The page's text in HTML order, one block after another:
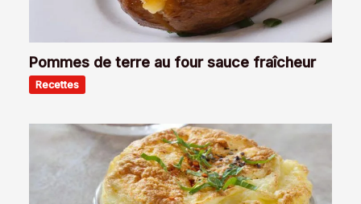
Pommes de terre au four sauce fraîcheur
Recettes